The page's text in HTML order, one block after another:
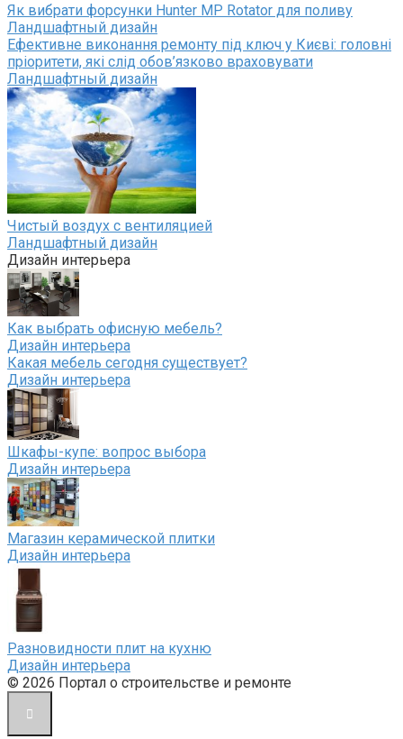
Як вибрати форсунки Hunter MP Rotator для поливу
Ландшафтный дизайн
Ефективне виконання ремонту під ключ у Києві: головні
пріоритети, які слід обов’язково враховувати
Ландшафтный дизайн
Чистый воздух с вентиляцией
Ландшафтный дизайн
Дизайн интерьера
Как выбрать офисную мебель?
Дизайн интерьера
Какая мебель сегодня существует?
Дизайн интерьера
Шкафы-купе: вопрос выбора
Дизайн интерьера
Магазин керамической плитки
Дизайн интерьера
Разновидности плит на кухню
Дизайн интерьера
© 2026 Портал о строительстве и ремонте